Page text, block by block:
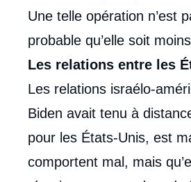
Une telle opération n’est
probable qu’elle soit
Les relations entre les
Les relations israélo-
Biden avait tenu à
pour les États-Unis, est
comportent mal, mais